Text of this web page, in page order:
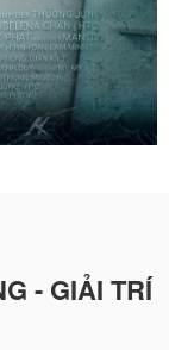
- GIẢI TRÍ